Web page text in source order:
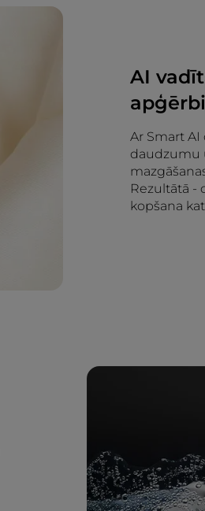
AI
Ar Smart
daudzumu
Rezultātā -
kopšana